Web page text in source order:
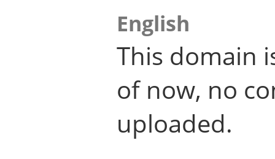
English
This domain
of now, no
uploaded.